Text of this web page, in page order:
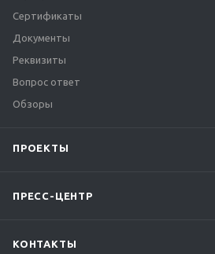
Сертификаты
Документы
Реквизиты
Вопрос ответ
Обзоры
ПРОЕКТЫ
ПРЕСС-ЦЕНТР
КОНТАКТЫ